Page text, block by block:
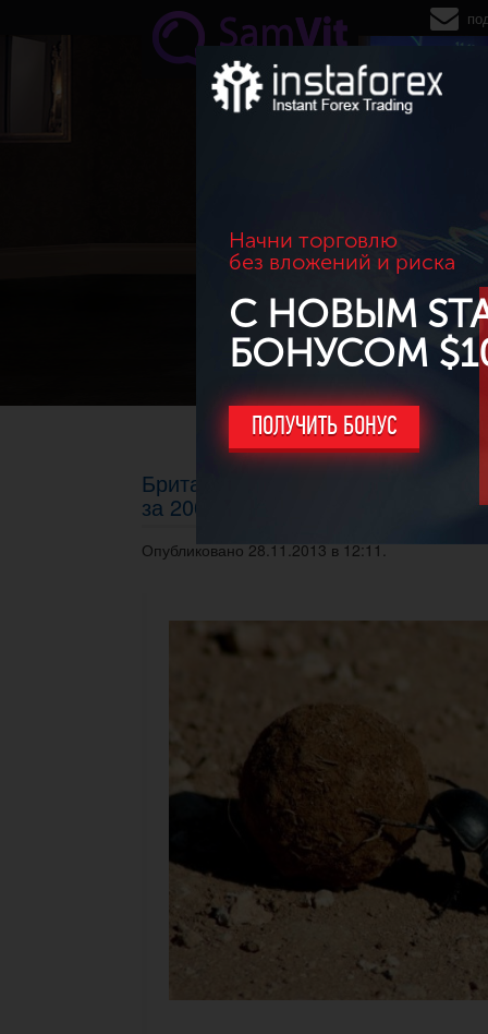
Перейти к основному содержанию
Начни торговлю
без вложений и риска
С НОВЫМ
БОНУСОМ
ПОЛУЧИТЬ БОНУС
Британец бросил вызов ипотеке
за 200 евро
Опубликовано 28.11.2013 в 12:11.